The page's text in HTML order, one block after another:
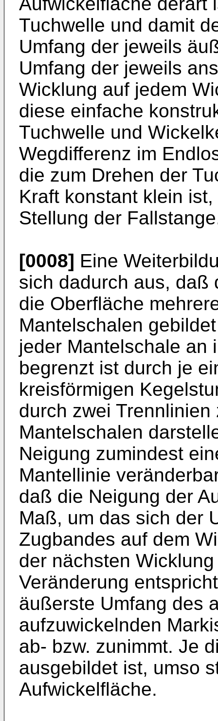
Tuchwelle und damit
Umfang der jeweils
Umfang der jeweils
Wicklung auf jedem
diese einfache
Tuchwelle und
Wegdifferenz im
die zum Drehen der
Kraft konstant klein
Stellung der
[0008] Eine
sich dadurch aus, daß
die Oberfläche
Mantelschalen
jeder Mantelschale an
begrenzt ist durch je
kreisförmigen
durch zwei
Mantelschalen
Neigung zumindest
Mantellinie
daß die Neigung der
Maß, um das sich der
Zugbandes auf dem
der nächsten
Veränderung
äußerste Umfang des
aufzuwickelnden
ab- bzw. zunimmt. Je
ausgebildet ist, umso
Aufwickelfläche.